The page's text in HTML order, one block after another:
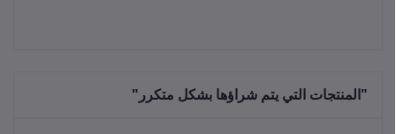
"المنتجات التي يتم شراؤها بشكل متكرر"